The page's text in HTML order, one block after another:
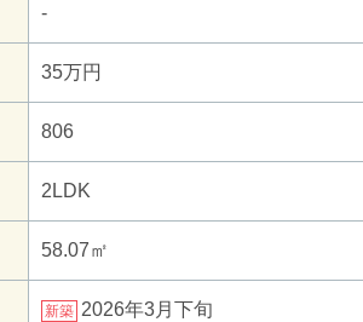
-
35万円
806
2LDK
58.07㎡
新築 2026年3月下旬